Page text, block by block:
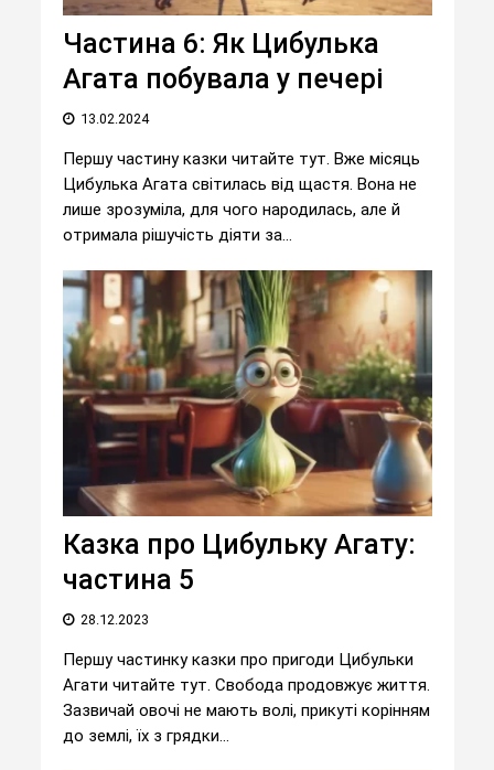
Частина 6: Як Цибулька
Агата побувала у печері
13.02.2024
Першу частину казки читайте тут. Вже місяць
Цибулька Агата світилась від щастя. Вона не
лише зрозуміла, для чого народилась, але й
отримала рішучість діяти за...
Казка про Цибульку Агату:
частина 5
28.12.2023
Першу частинку казки про пригоди Цибульки
Агати читайте тут. Свобода продовжує життя.
Зазвичай овочі не мають волі, прикуті корінням
до землі, їх з грядки...